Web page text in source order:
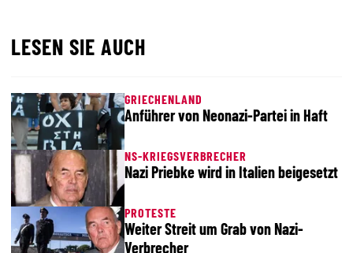
LESEN SIE AUCH
GRIECHENLAND
Anführer von Neonazi-Partei in Haft
NS-KRIEGSVERBRECHER
Nazi Priebke wird in Italien beigesetzt
PROTESTE
Weiter Streit um Grab von Nazi-
Verbrecher